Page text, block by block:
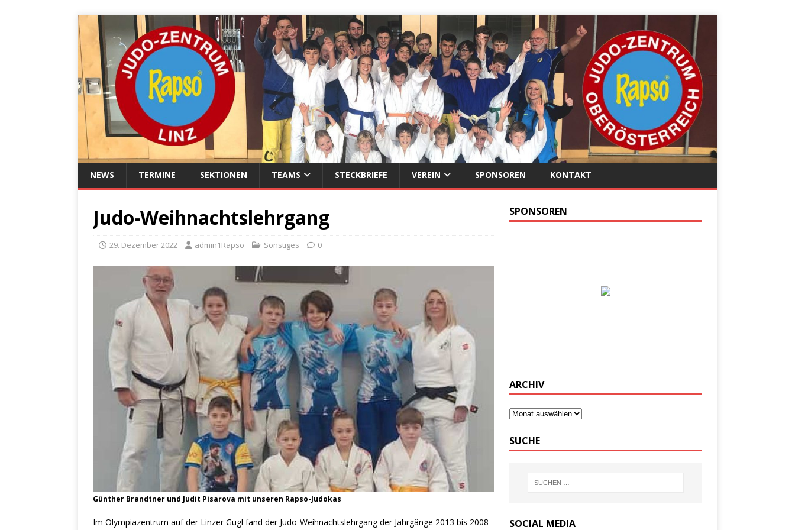
NEWS TERMINE SEKTIONEN TEAMS STECKBRIEFE VEREIN SPONSOREN KONTAKT
Judo-Weihnachtslehrgang
29. Dezember 2022 admin1Rapso Sonstiges 0
Günther Brandtner und Judit Pisarova mit unseren Rapso-Judokas
Im Olympiazentrum auf der Linzer Gugl fand der Judo-Weihnachtslehrgang der Jahrgänge 2013 bis 2008
SPONSOREN
ARCHIV
SUCHE
SOCIAL MEDIA